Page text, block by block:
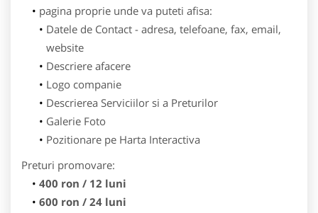
pagina proprie unde va puteti afisa:
Datele de Contact - adresa, telefoane, fax, email,
website
Descriere afacere
Logo companie
Descrierea Serviciilor si a Preturilor
Galerie Foto
Pozitionare pe Harta Interactiva
Preturi promovare:
400 ron / 12 luni
600 ron / 24 luni